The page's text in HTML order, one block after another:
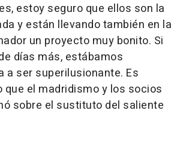
estoy seguro que ellos son la
y están llevando también en la
un proyecto muy bonito. Si
días más, estábamos
a ser superilusionante. Es
que el madridismo y los socios
sobre el sustituto del saliente